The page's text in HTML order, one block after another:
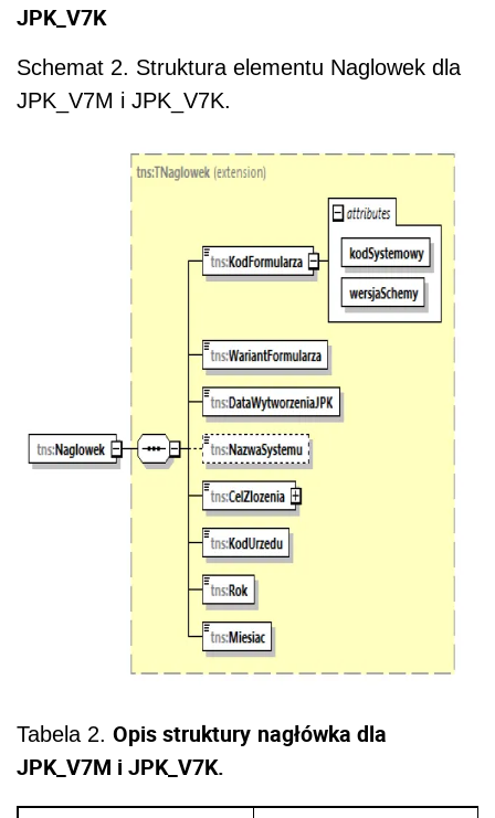
JPK_V7K
Schemat 2. Struktura elementu Naglowek dla
JPK_V7M i JPK_V7K.
Tabela 2. Opis struktury nagłówka dla
JPK_V7M i JPK_V7K.